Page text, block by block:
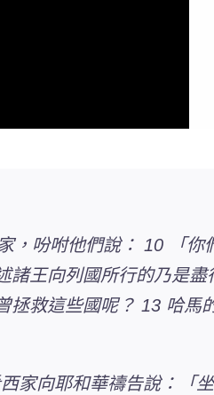
，吩咐他們說： 10 「你
諸王向列國所行的乃是盡
拯救這些國呢？ 13 哈馬
家向耶和華禱告說：「